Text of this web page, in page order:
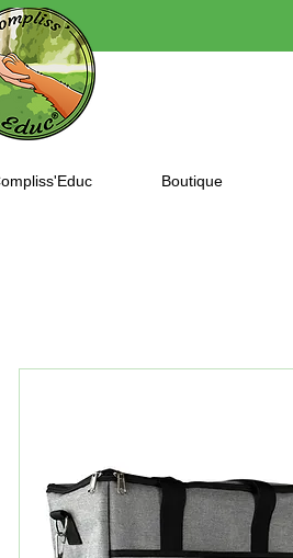
Boutique